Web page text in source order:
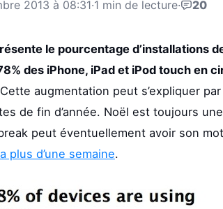
2013 à 08:31·1 min de lecture· 20
le pourcentage d’installations
des iPhone, iPad et iPod touch en
Cette augmentation peut s’expliquer
de fin d’année. Noël est toujours
peut éventuellement avoir son
plus d’une semaine.